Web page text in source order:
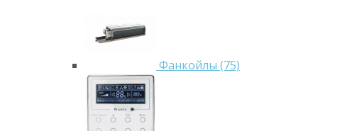
Фанкойлы (75)